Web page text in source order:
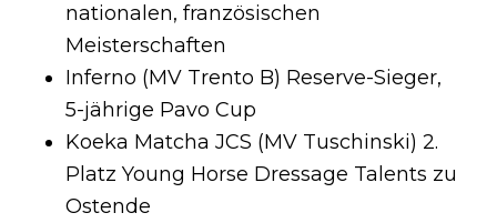
nationalen, französischen
Meisterschaften
Inferno (MV Trento B) Reserve-Sieger,
5-jährige Pavo Cup
Koeka Matcha JCS (MV Tuschinski) 2.
Platz Young Horse Dressage Talents zu
Ostende